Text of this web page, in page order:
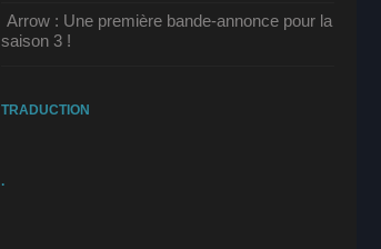
Arrow : Une première bande-annonce pour la
saison 3 !
TRADUCTION
.